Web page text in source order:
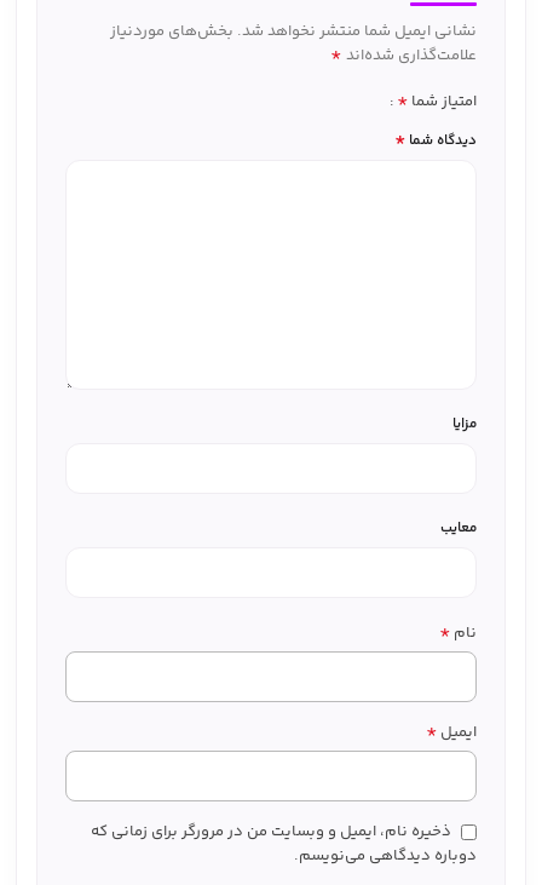
نشانی ایمیل شما منتشر نخواهد شد. بخش‌های موردنیاز
علامت‌گذاری شده‌اند *
امتیاز شما *
دیدگاه شما *
مزایا
معایب
نام *
ایمیل *
ذخیره نام، ایمیل و وبسایت من در مرورگر برای زمانی که
دوباره دیدگاهی می‌نویسم.